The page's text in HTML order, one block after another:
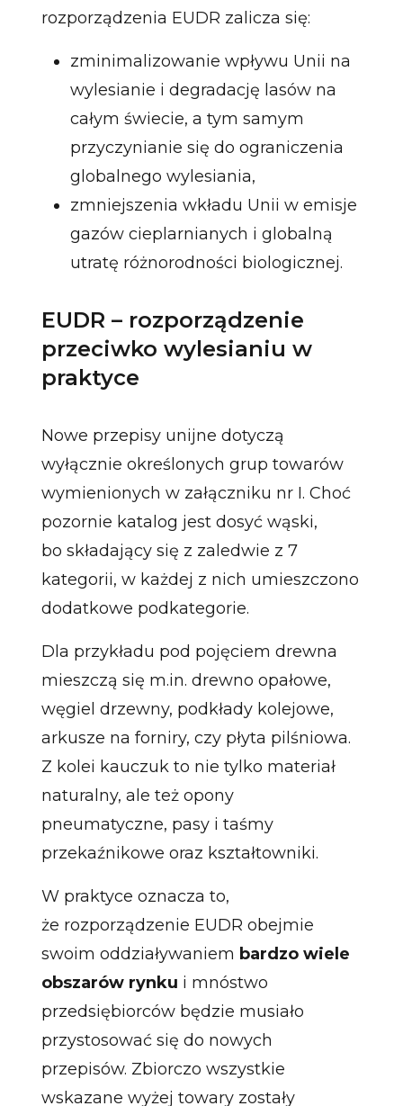
rozporządzenia EUDR zalicza się:
zminimalizowanie wpływu Unii na
wylesianie i degradację lasów na
całym świecie, a tym samym
przyczynianie się do ograniczenia
globalnego wylesiania,
zmniejszenia wkładu Unii w emisje
gazów cieplarnianych i globalną
utratę różnorodności biologicznej.
EUDR – rozporządzenie
przeciwko wylesianiu w
praktyce
Nowe przepisy unijne dotyczą
wyłącznie określonych grup towarów
wymienionych w załączniku nr I. Choć
pozornie katalog jest dosyć wąski,
bo składający się z zaledwie z 7
kategorii, w każdej z nich umieszczono
dodatkowe podkategorie.
Dla przykładu pod pojęciem drewna
mieszczą się m.in. drewno opałowe,
węgiel drzewny, podkłady kolejowe,
arkusze na forniry, czy płyta pilśniowa.
Z kolei kauczuk to nie tylko materiał
naturalny, ale też opony
pneumatyczne, pasy i taśmy
przekaźnikowe oraz kształtowniki.
W praktyce oznacza to,
że rozporządzenie EUDR obejmie
swoim oddziaływaniem bardzo wiele
obszarów rynku i mnóstwo
przedsiębiorców będzie musiało
przystosować się do nowych
przepisów. Zbiorczo wszystkie
wskazane wyżej towary zostały